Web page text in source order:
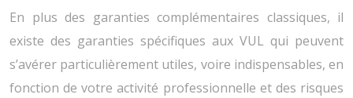
En plus des garanties complémentaires classiques, il
existe des garanties spécifiques aux VUL qui peuvent
s’avérer particulièrement utiles, voire indispensables, en
fonction de votre activité professionnelle et des risques